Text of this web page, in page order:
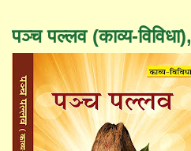
पञ्च पल्लव (काव्य-विविधा),